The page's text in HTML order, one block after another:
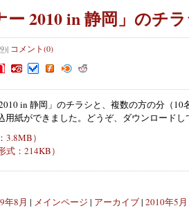
ー 2010 in 静岡」のチ
)| コメント(0)
in 静岡」のチラシと、複数の方の分（10
用紙ができました。どうぞ、ダウンロード
3.8MB）
式：214KB）
年8月 | メインページ | アーカイブ| 2010年5